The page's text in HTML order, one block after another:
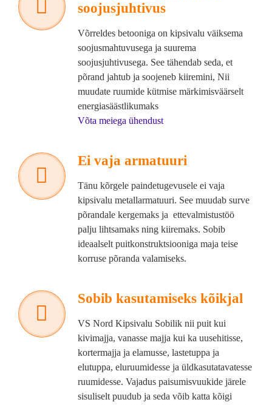
soojusjuhtivus
Võrreldes betooniga on kipsivalu väiksema
soojusmahtuvusega ja suurema
soojusjuhtivusega. See tähendab seda, et
põrand jahtub ja soojeneb kiiremini, Nii
muudate ruumide kütmise märkimisväärselt
energiasäästlikumaks
Võta meiega ühendust
Ei vaja armatuuri
Tänu kõrgele paindetugevusele ei vaja
kipsivalu metallarmatuuri. See muudab surve
põrandale kergemaks ja ettevalmistustöö
palju lihtsamaks ning kiiremaks. Sobib
ideaalselt puitkonstruktsiooniga maja teise
korruse põranda valamiseks.
Sobib kasutamiseks kõikjal
VS Nord Kipsivalu Sobilik nii puit kui
kivimajja, vanasse majja kui ka uusehitisse,
kortermajja ja elamusse, lastetuppa ja
elutuppa, eluruumidesse ja üldkasutatavatesse
ruumidesse. Vajadus paisumisvuukide järele
sisuliselt puudub ja seda võib katta kõigi